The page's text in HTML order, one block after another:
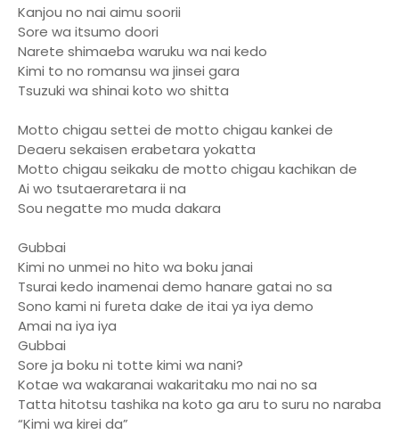
Kanjou no nai aimu soorii
Sore wa itsumo doori
Narete shimaeba waruku wa nai kedo
Kimi to no romansu wa jinsei gara
Tsuzuki wa shinai koto wo shitta
Motto chigau settei de motto chigau kankei de
Deaeru sekaisen erabetara yokatta
Motto chigau seikaku de motto chigau kachikan de
Ai wo tsutaeraretara ii na
Sou negatte mo muda dakara
Gubbai
Kimi no unmei no hito wa boku janai
Tsurai kedo inamenai demo hanare gatai no sa
Sono kami ni fureta dake de itai ya iya demo
Amai na iya iya
Gubbai
Sore ja boku ni totte kimi wa nani?
Kotae wa wakaranai wakaritaku mo nai no sa
Tatta hitotsu tashika na koto ga aru to suru no naraba
“Kimi wa kirei da”